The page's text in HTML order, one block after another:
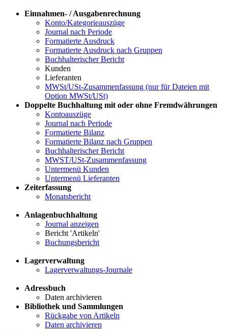
Einnahmen- / Ausgabenrechnung
Konto/Kategorieauszüge
Journal nach Periode
Formatierte Ausdruck
Formatierte Ausdruck nach Gruppen
Buchhalterischer Bericht
Kunden
Lieferanten
MWSt/USt-Zusammenfassung (nur für Dateien mit
Option MWSt/USt)
Doppelte Buchhaltung mit oder ohne Fremdwährungen
Kontoauszüge
Journal nach Periode
Formatierte Bilanz
Formatierte Bilanz nach Gruppen
Buchhalterischer Bericht
MWST/USt-Zusammenfassung
Untermenü Kunden
Untermenü Lieferanten
Zeiterfassung
Monatsbericht
Anlagenbuchhaltung
Journal anzeigen
Bericht 'Artikeln'
Buchungsbericht
Lagerverwaltung
Lagerverwaltungs-Journale
Adressbuch
Daten archivieren
Bibliothek und Sammlungen
Rückgabe von Artikeln
Daten archivieren